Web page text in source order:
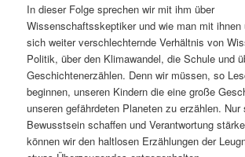
n
g
e
n
r
i
n
g
In dieser Folge sprechen wir mit ihm über
Wissenschaftsskeptiker und wie man mit ihnen
sich weiter verschlechternde Verhältnis von
Politik, über den Klimawandel, die Schule und
Geschichtenerzählen. Denn wir müssen, so
beginnen, unseren Kindern die eine große
unseren gefährdeten Planeten zu erzählen. Nur
Bewusstsein schaffen und Verantwortung
können wir den haltlosen Erzählungen der